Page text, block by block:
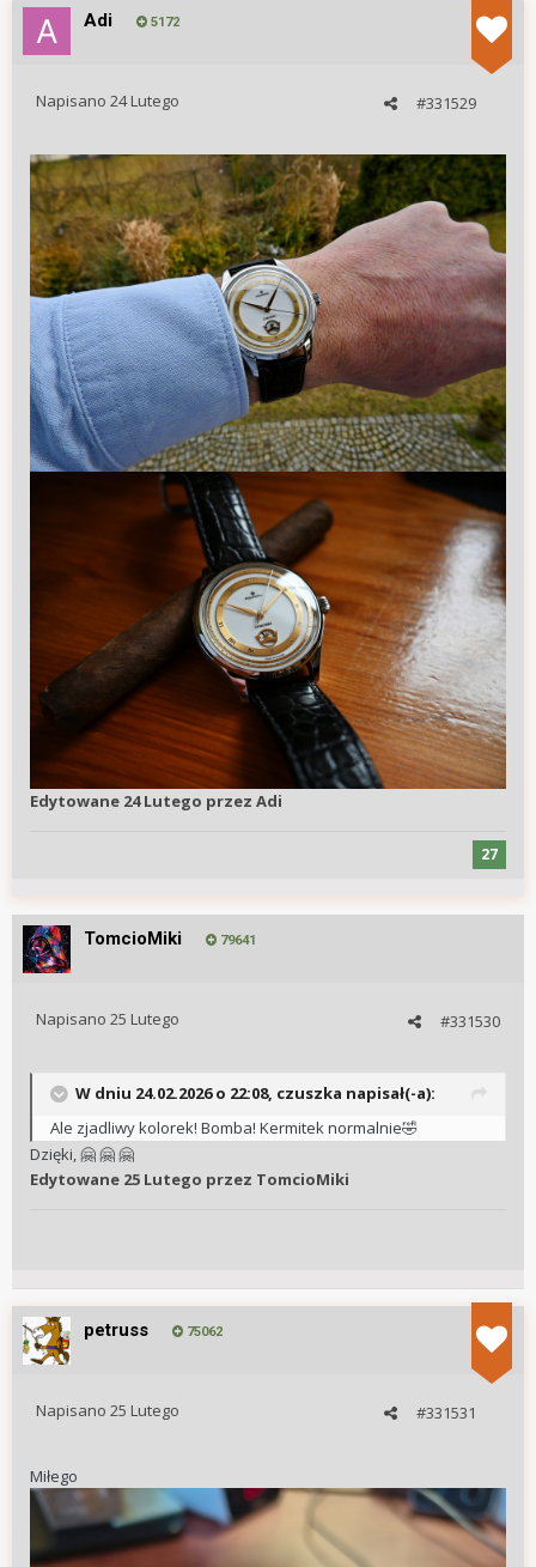
Adi 5172
#331529
Napisano 24 Lutego
Edytowane 24 Lutego przez Adi
27
TomcioMiki 79641
#331530
Napisano 25 Lutego
W dniu 24.02.2026 o 22:08, czuszka napisał(-a):
Ale zjadliwy kolorek! Bomba! Kermitek normalnie🤣
Dzięki, 🤗 🤗 🤗
Edytowane 25 Lutego przez TomcioMiki
petruss 75062
#331531
Napisano 25 Lutego
Miłego